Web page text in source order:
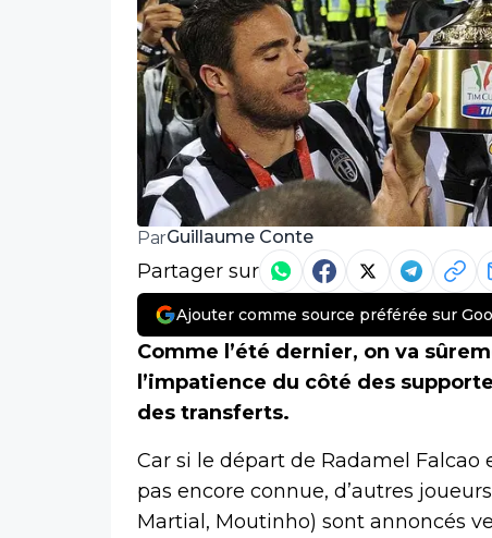
ParGuillaume Conte
Partager sur
Ajouter comme source préférée sur
Comme l’été dernier, on va
l’impatience du côté des
des transferts.
Car si le départ de Radamel
pas encore connue, d’autres
Martial, Moutinho) sont annoncés